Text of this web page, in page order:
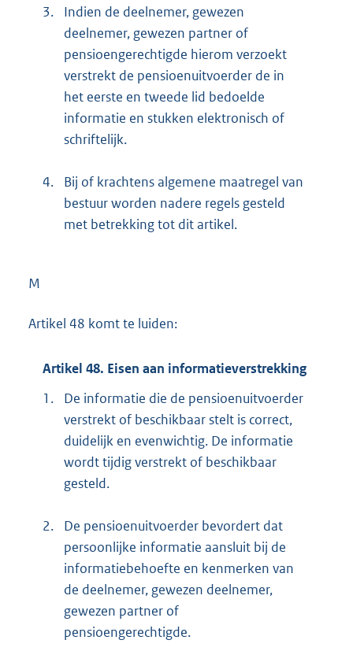
3.
Indien de deelnemer, gewezen
deelnemer, gewezen partner of
pensioengerechtigde hierom verzoekt
verstrekt de pensioenuitvoerder de in
het eerste en tweede lid bedoelde
informatie en stukken elektronisch of
schriftelijk.
4.
Bij of krachtens algemene maatregel van
bestuur worden nadere regels gesteld
met betrekking tot dit artikel.
M
Artikel 48 komt te luiden:
Artikel 48. Eisen aan informatieverstrekking
1.
De informatie die de pensioenuitvoerder
verstrekt of beschikbaar stelt is correct,
duidelijk en evenwichtig. De informatie
wordt tijdig verstrekt of beschikbaar
gesteld.
2.
De pensioenuitvoerder bevordert dat
persoonlijke informatie aansluit bij de
informatiebehoefte en kenmerken van
de deelnemer, gewezen deelnemer,
gewezen partner of
pensioengerechtigde.